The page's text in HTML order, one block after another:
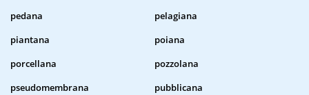
pedana
pelagiana
piantana
poiana
porcellana
pozzolana
pseudomembrana
pubblicana